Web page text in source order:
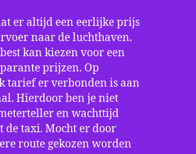
er altijd een eerlijke prijs
naar de luchthaven.
kan kiezen voor een
prijzen. Op
tarief er verbonden is aan
Hierdoor ben je niet
en wachttijd
de taxi. Mocht er door
route gekozen worden